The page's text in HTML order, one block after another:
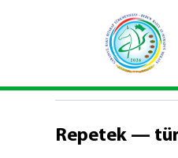
Baş sahypa \
TÜRKMEN
Repetek —